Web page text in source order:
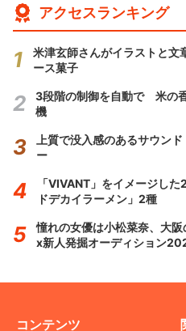
アクセスランキング
米津玄師さんがイラストと文
ース菓子
3段階の制御を自動で 米の
機
上質で没入感のあるサウン
ー
「VIVANT」をイメージし
ドデカイラーメン」2種
憧れの女優は小松菜奈、大
x新人発掘オーディション
コンテンツ